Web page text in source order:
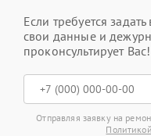
Если требуется
свои данные и
проконсультирует Вас!
Отправляя заявку на